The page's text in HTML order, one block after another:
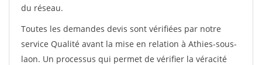
du réseau.
Toutes les demandes devis sont vérifiées par notre
service Qualité avant la mise en relation à Athies-sous-
laon. Un processus qui permet de vérifier la véracité